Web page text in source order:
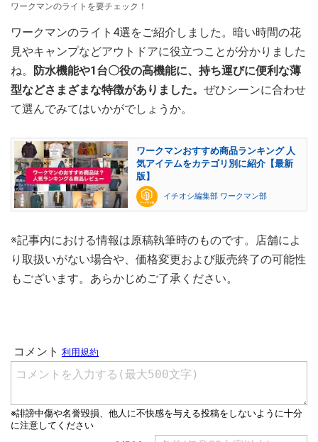
ワークマンのライトを要チェック！
ワークマンのライト4選をご紹介しました。暗い時間の花
見やキャンプなどアウトドアに役立つことが分かりました
ね。
防水機能や1台〇役の高機能に、持ち運びに便利な薄
型などさまざまな特徴がありました。 ぜひシーンに合わせ
て選んでみてはいかがでしょうか。
ワークマンおすすめ商品ランキング 人
気アイテムをカテゴリ別に紹介【最新
版】
イチオシ編集部 ワークマン部
※記事内における情報は原稿執筆時のものです。店舗によ
り取扱いがない場合や、価格変更および販売終了の可能性
もございます。あらかじめご了承ください。